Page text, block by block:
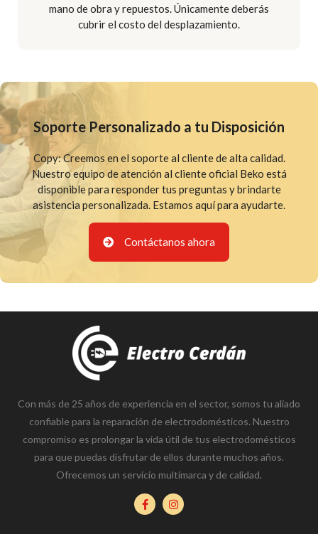
mano de obra y repuestos. Únicamente deberás
cubrir el costo del desplazamiento.
Soporte Personalizado a tu Disposición
Copy: Creemos en el soporte al cliente de alta calidad.
Nuestro equipo de atención al cliente oficial Beko está
disponible para responder tus preguntas y brindarte
asistencia personalizada. Estamos aquí para ayudarte.
Contáctanos ahora
Con más de 25 años de experiencia en el sector, somos tu aliado
confiable para la reparación de electrodomésticos. Nuestro
compromiso es prolongar la vida útil de tus electrodomésticos
para que puedas disfrutar de ellos durante muchos años.
Ofrecemos un servicio multimarca y de calidad.